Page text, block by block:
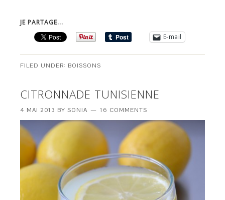
JE PARTAGE...
E-mail
FILED UNDER: BOISSONS
CITRONNADE TUNISIENNE
4 MAI 2013 BYSONIA 16 COMMENTS